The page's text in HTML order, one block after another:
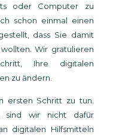
oder Computer zu
schon einmal einen
dass Sie damit
Wir gratulieren
Ihre digitalen
zu ändern.
ersten Schritt zu tun.
sind wir nicht dafür
digitalen Hilfsmitteln